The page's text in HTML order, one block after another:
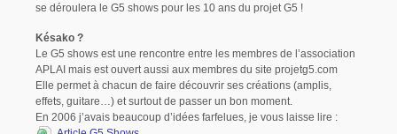
se déroulera le G5 shows pour les 10 ans du projet G5 !
Késako ?
Le G5 shows est une rencontre entre les membres de l’association
APLAI mais est ouvert aussi aux membres du site projetg5.com
Elle permet à chacun de faire découvrir ses créations (amplis,
effets, guitare…) et surtout de passer un bon moment.
En 2006 j’avais beaucoup d’idées farfelues, je vous laisse lire :